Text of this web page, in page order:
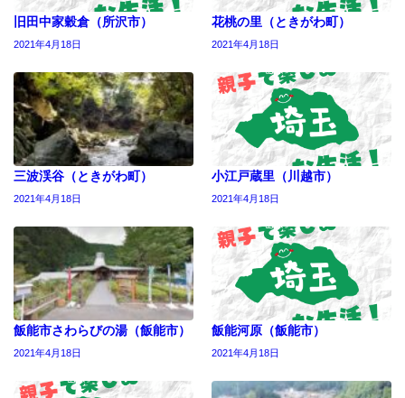
旧田中家穀倉（所沢市）
2021年4月18日
花桃の里（ときがわ町）
2021年4月18日
三波渓谷（ときがわ町）
2021年4月18日
小江戸蔵里（川越市）
2021年4月18日
飯能市さわらびの湯（飯能市）
2021年4月18日
飯能河原（飯能市）
2021年4月18日